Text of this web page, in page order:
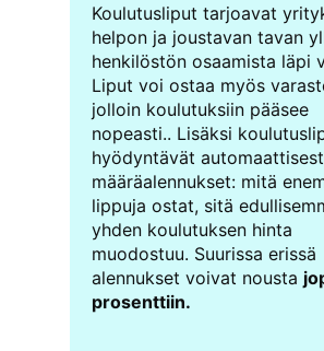
Koulutusliput tarjoavat
helpon ja joustavan tavan
henkilöstön osaamista läpi
Liput voi ostaa myös
jolloin koulutuksiin pääsee
nopeasti.. Lisäksi
hyödyntävät
määräalennukset: mitä
lippuja ostat, sitä
yhden koulutuksen hinta
muodostuu. Suurissa erissä
alennukset voivat nousta
prosenttiin.